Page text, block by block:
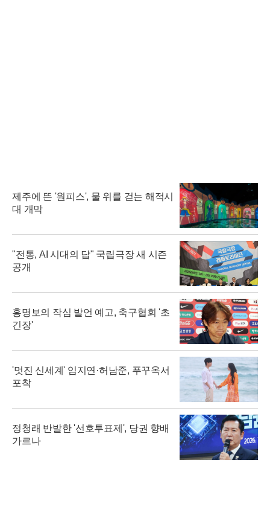
제주에 뜬 '원피스', 물 위를 걷는 해적시
대 개막
"전통, AI 시대의 답" 국립극장 새 시즌
공개
홍명보의 작심 발언 예고, 축구협회 '초
긴장'
'멋진 신세계' 임지연·허남준, 푸꾸옥서
포착
정청래 반발한 '선호투표제', 당권 향배
가르나